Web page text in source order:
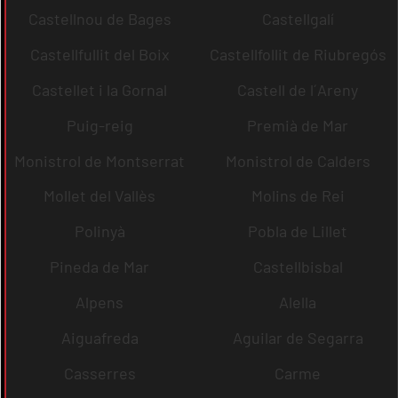
Castellnou de Bages
Castellgalí
Castellfullit del Boix
Castellfollit de Riubregós
Castellet i la Gornal
Castell de l´Areny
Puig-reig
Premià de Mar
Monistrol de Montserrat
Monistrol de Calders
Mollet del Vallès
Molins de Rei
Polinyà
Pobla de Lillet
Pineda de Mar
Castellbisbal
Alpens
Alella
Aiguafreda
Aguilar de Segarra
Casserres
Carme